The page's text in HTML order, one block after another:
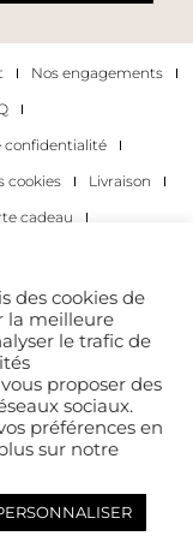
Nos engagements
confidentialité
cookies
Livraison
cadeau
Pour les particuliers
des cookies de
la meilleure
le trafic de
proposer des
sociaux.
préférences en
sur notre